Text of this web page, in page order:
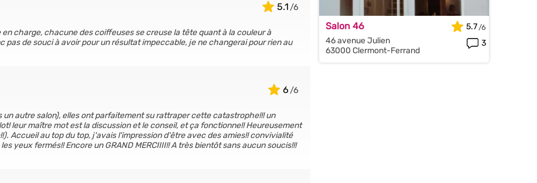
5.1
charge, chacune des coiffeuses se creuse la tête quant à la couleur à
de souci à avoir pour un résultat impeccable, je ne changerai pour rien au
6
un autre salon), elles ont parfaitement su rattraper cette catastrophe!!! un
leur maître mot est la discussion et le conseil, et ça fonctionne!! Heureusement
Accueil au top du top, j'avais l'impression d'être avec des amies!! convivialité
yeux fermés!! Encore un GRAND MERCIIII!! A très bientôt sans aucun soucis!!!
Salon 46
46 avenue Julien
63000 Clermont-Ferrand
5.7
3